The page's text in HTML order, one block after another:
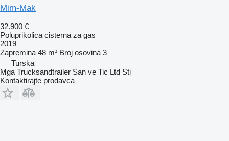
Mim-Mak
32.900 €
Poluprikolica cisterna za gas
2019
Zapremina 48 m³ Broj osovina 3
Turska
Mga Trucksandtrailer San ve Tic Ltd Sti
Kontaktirajte prodavca